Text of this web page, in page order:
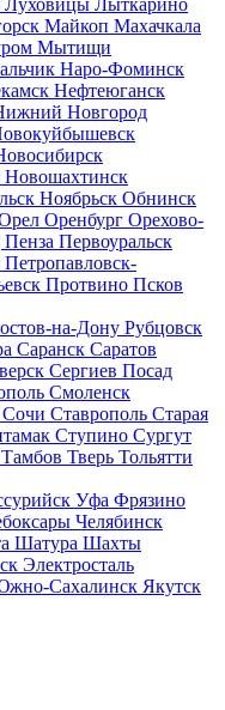
Луховицы Лыткарино
Майкоп Махачкала
Мытищи
Наро-Фоминск
Нефтеюганск
Новгород
Новошахтинск
Ноябрьск Обнинск
Оренбург Орехово-
Пенза Первоуральск
Петропавловск-
Протвино Псков
на-Дону Рубцовск
Саранск Саратов
Сергиев Посад
Смоленск
Сочи Ставрополь Старая
Ступино Сургут
Тамбов Тверь Тольятти
Уфа Фрязино
Челябинск
Шатура Шахты
Электросталь
Сахалинск Якутск